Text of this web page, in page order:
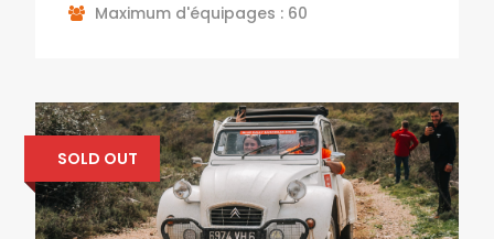
Maximum d'équipages : 60
SOLD OUT